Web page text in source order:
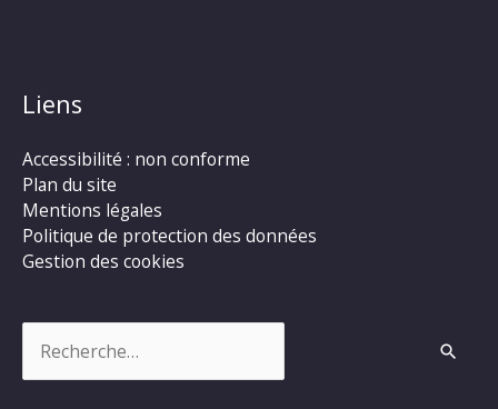
Liens
Accessibilité : non conforme
Plan du site
Mentions légales
Politique de protection des données
Gestion des cookies